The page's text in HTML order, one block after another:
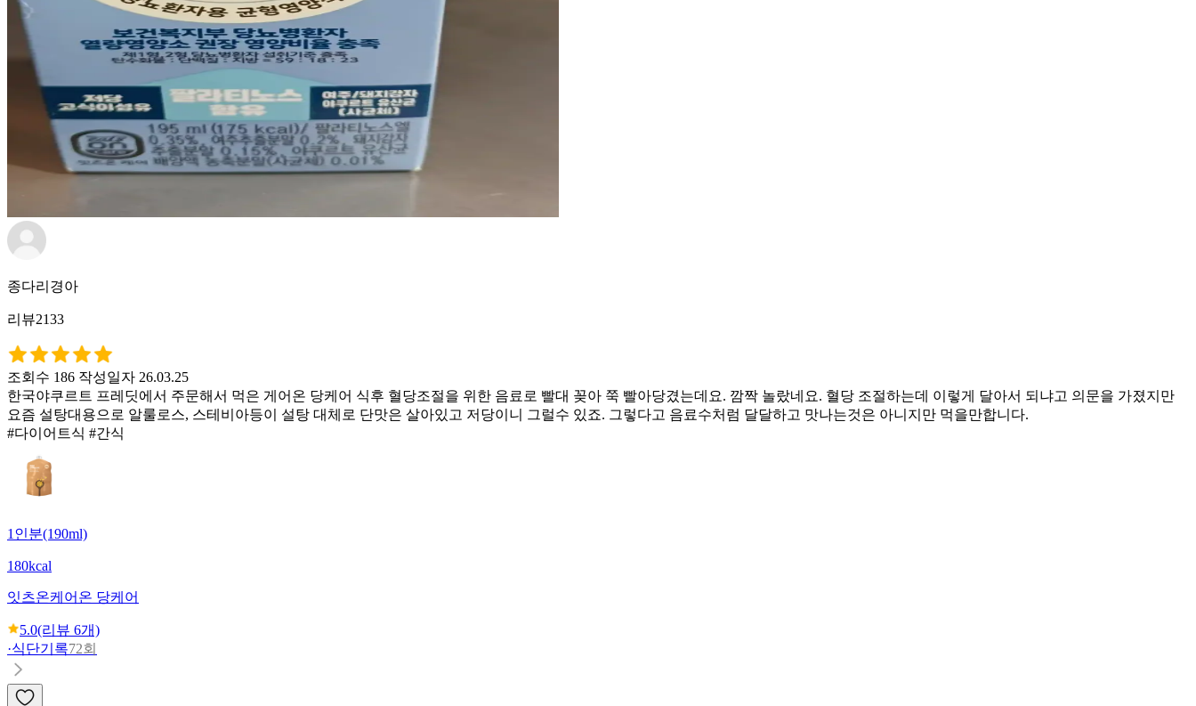
종다리경아
리뷰2133
조회수 186 작성일자 26.03.25
한국야쿠르트 프레딧에서 주문해서 먹은 게어온 당케어 식후 혈당조절을 위한 음료로 빨대 꽂아 쭉 빨아당겼는데요. 깜짝 놀랐네요. 혈당 조절하는데 이렇게 달아서 되냐고 의문을 가졌지만
요즘 설탕대용으로 알룰로스, 스테비아등이 설탕 대체로 단맛은 살아있고 저당이니 그럴수 있죠. 그렇다고 음료수처럼 달달하고 맛나는것은 아니지만 먹을만합니다.
#다이어트식 #간식
1인분(190ml)
180kcal
잇츠온케어온 당케어
5.0(리뷰 6개)
·식단기록72회